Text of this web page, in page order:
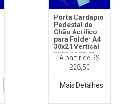
Porta Cardapio
Pedestal de
Chão Acrilico
para Folder A4
30x21 Vertical
DY24 A4 30x21
reto Vert
A partir de R$
228,50
Mais Detalhes